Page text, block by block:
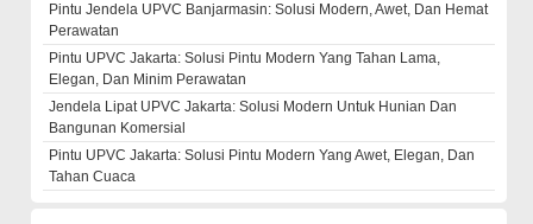
Pintu Jendela UPVC Banjarmasin: Solusi Modern, Awet, Dan Hemat
Perawatan
Pintu UPVC Jakarta: Solusi Pintu Modern Yang Tahan Lama,
Elegan, Dan Minim Perawatan
Jendela Lipat UPVC Jakarta: Solusi Modern Untuk Hunian Dan
Bangunan Komersial
Pintu UPVC Jakarta: Solusi Pintu Modern Yang Awet, Elegan, Dan
Tahan Cuaca